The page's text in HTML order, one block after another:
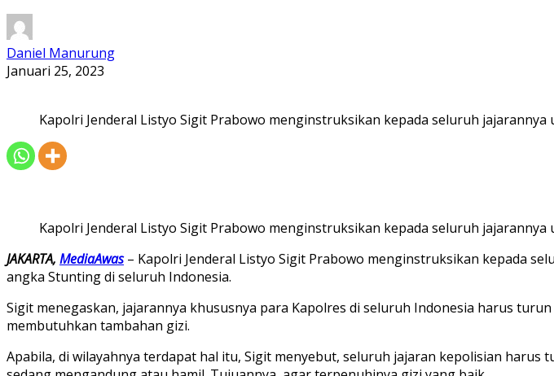
Daniel Manurung
Januari 25, 2023
Kapolri Jenderal Listyo Sigit Prabowo menginstruksikan kepada seluruh
Kapolri Jenderal Listyo Sigit Prabowo menginstruksikan kepada seluruh
JAKARTA, MediaAwas– Kapolri Jenderal Listyo Sigit Prabowo menginstruksikan kepada
angka Stunting di seluruh Indonesia.
Sigit menegaskan, jajarannya khususnya para Kapolres di seluruh Indonesia harus
membutuhkan tambahan gizi.
Apabila, di wilayahnya terdapat hal itu, Sigit menyebut, seluruh jajaran kepolisian